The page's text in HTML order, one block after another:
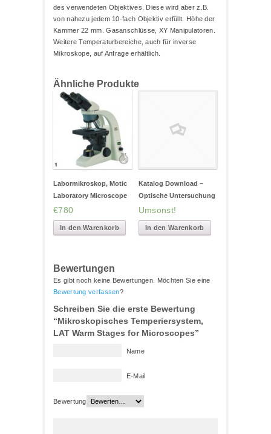
des verwendeten Objektives. Diese wird aber z.B.
von nahezu jedem 10-fach Objektiv erfüllt. Höhe der
Kammer 22 mm. Gasanschlüsse, XY Manipulatoren.
Weitere Temperaturbereiche, auch für inverse
Mikroskope, auf Anfrage erhältlich.
Ähnliche Produkte
Labormikroskop, Motic
Laboratory Microscope
€780
In den Warenkorb
Katalog Download –
Optische Untersuchung
Umsonst!
In den Warenkorb
Bewertungen
Es gibt noch keine Bewertungen. Möchten Sie eine
Bewertung verfassen?
Schreiben Sie die erste Bewertung
“Mikroskopisches Temperiersystem,
LAT Warm Stages for Microscopes”
Name
E-Mail
Bewertung